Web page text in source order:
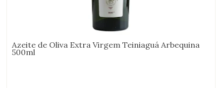
Azeite de Oliva Extra Virgem Teiniaguá Arbequina
500ml